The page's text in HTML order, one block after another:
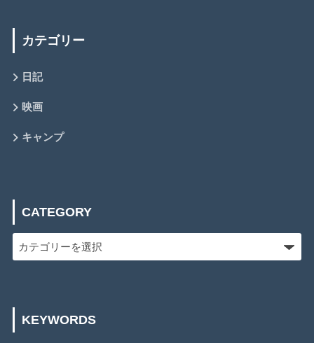
カテゴリー
日記
映画
キャンプ
CATEGORY
KEYWORDS